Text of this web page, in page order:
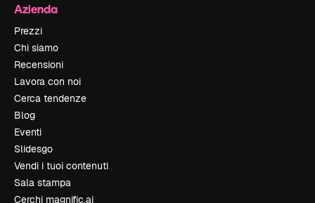
Azienda
Prezzi
Chi siamo
Recensioni
Lavora con noi
Cerca tendenze
Blog
Eventi
Slidesgo
Vendi i tuoi contenuti
Sala stampa
Cerchi magnific.ai